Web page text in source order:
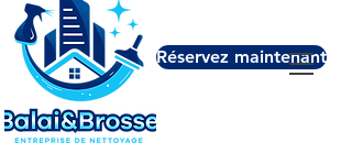
Réservez maintenant